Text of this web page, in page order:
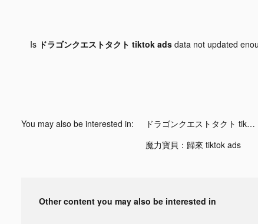
Is ドラゴンクエストタクト tiktok adsdata not updated
You may also be interested in: ドラゴンクエストタクト tiktok ads
魔力寶貝：歸來 tiktok ads
Other content you may also be interested in